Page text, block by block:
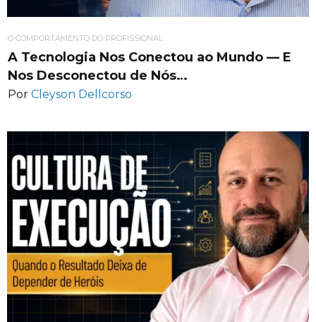
O COMPORTAMENTO DO PROFISSIONAL
A Tecnologia Nos Conectou ao Mundo — E
Nos Desconectou de Nós…
Por Cleyson Dellcorso